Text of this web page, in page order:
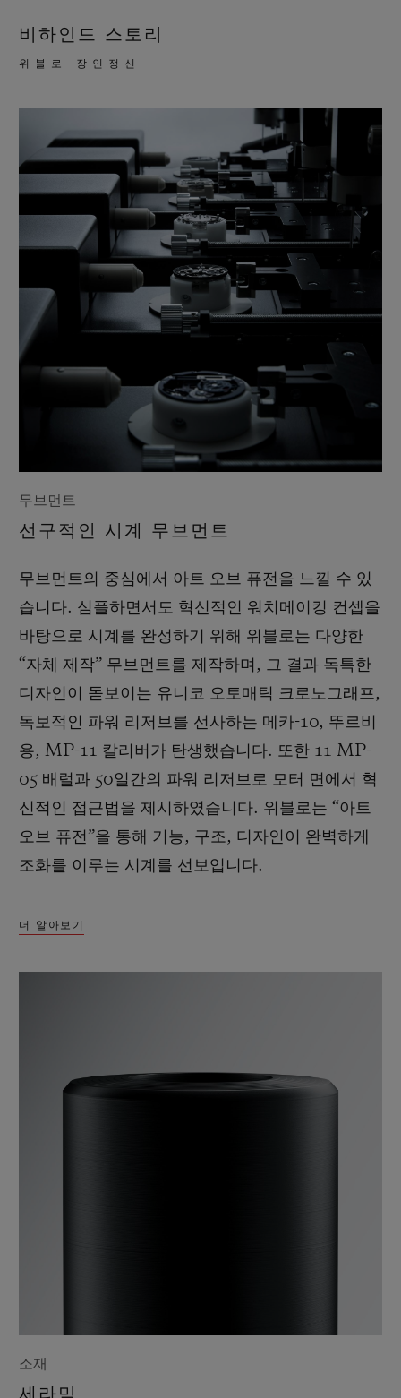
비하인드 스토리
위블로 장인정신
무브먼트
선구적인 시계 무브먼트
무브먼트의 중심에서 아트 오브 퓨전을 느낄 수 있
습니다. 심플하면서도 혁신적인 워치메이킹 컨셉을
바탕으로 시계를 완성하기 위해 위블로는 다양한
“자체 제작” 무브먼트를 제작하며, 그 결과 독특한
디자인이 돋보이는 유니코 오토매틱 크로노그래프,
독보적인 파워 리저브를 선사하는 메카-10, 뚜르비
용, MP-11 칼리버가 탄생했습니다. 또한 11 MP-
05 배럴과 50일간의 파워 리저브로 모터 면에서 혁
신적인 접근법을 제시하였습니다. 위블로는 “아트
오브 퓨전”을 통해 기능, 구조, 디자인이 완벽하게
조화를 이루는 시계를 선보입니다.
더 알아보기
소재